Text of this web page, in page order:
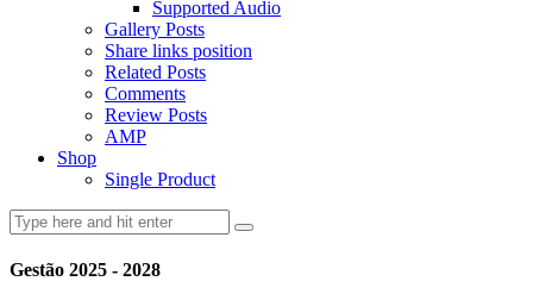
Supported Audio
Gallery Posts
Share links position
Related Posts
Comments
Review Posts
AMP
Shop
Single Product
Gestão 2025 - 2028